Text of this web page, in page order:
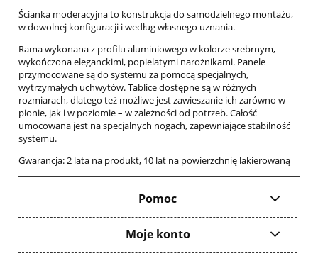
Ścianka moderacyjna to konstrukcja do samodzielnego montażu,
w dowolnej konfiguracji i według własnego uznania.
Rama wykonana z profilu aluminiowego w kolorze srebrnym,
wykończona eleganckimi, popielatymi narożnikami. Panele
przymocowane są do systemu za pomocą specjalnych,
wytrzymałych uchwytów. Tablice dostępne są w różnych
rozmiarach, dlatego też możliwe jest zawieszanie ich zarówno w
pionie, jak i w poziomie – w zależności od potrzeb. Całość
umocowana jest na specjalnych nogach, zapewniające stabilność
systemu.
Gwarancja: 2 lata na produkt, 10 lat na powierzchnię lakierowaną
Pomoc
Moje konto